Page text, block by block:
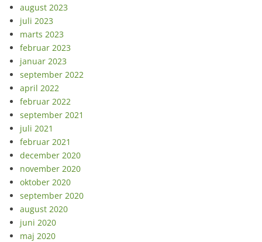
august 2023
juli 2023
marts 2023
februar 2023
januar 2023
september 2022
april 2022
februar 2022
september 2021
juli 2021
februar 2021
december 2020
november 2020
oktober 2020
september 2020
august 2020
juni 2020
maj 2020